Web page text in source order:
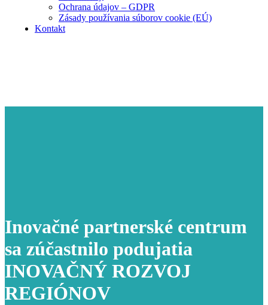
Ochrana údajov – GDPR
Zásady používania súborov cookie (EÚ)
Kontakt
Inovačné partnerské centrum
sa zúčastnilo podujatia
INOVAČNÝ ROZVOJ
REGIÓNOV